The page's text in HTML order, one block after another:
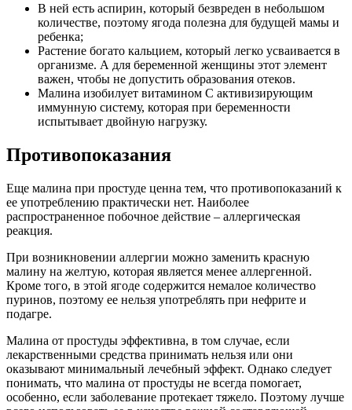
В ней есть аспирин, который безвреден в небольшом
количестве, поэтому ягода полезна для будущей мамы и
ребенка;
Растение богато кальцием, который легко усваивается в
организме. А для беременной женщины этот элемент
важен, чтобы не допустить образования отеков.
Малина изобилует витамином С активизирующим
иммунную систему, которая при беременности
испытывает двойную нагрузку.
Противопоказания
Еще малина при простуде ценна тем, что противопоказаний к
ее употреблению практически нет. Наиболее
распространенное побочное действие – аллергическая
реакция.
При возникновении аллергии можно заменить красную
малину на желтую, которая является менее аллергенной.
Кроме того, в этой ягоде содержится немалое количество
пуринов, поэтому ее нельзя употреблять при нефрите и
подагре.
Малина от простуды эффективна, в том случае, если
лекарственными средства принимать нельзя или они
оказывают минимальный лечебный эффект. Однако следует
понимать, что малина от простуды не всегда помогает,
особенно, если заболевание протекает тяжело. Поэтому лучше